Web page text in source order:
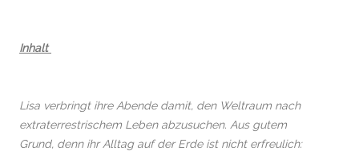
Inhalt
Lisa verbringt ihre Abende damit, den Weltraum nach
extra­terres­tri­schem Leben abzusuchen. Aus gutem
Grund, denn ihr Alltag auf der Erde ist nicht erfreulich: